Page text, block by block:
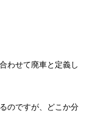
わせて廃車と定義し
のですが、どこか分